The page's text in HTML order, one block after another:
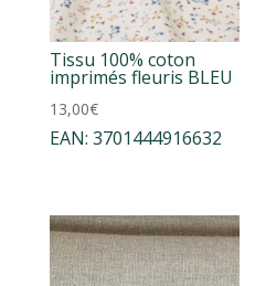
Tissu 100% coton
imprimés fleuris BLEU
13,00€
EAN: 3701444916632